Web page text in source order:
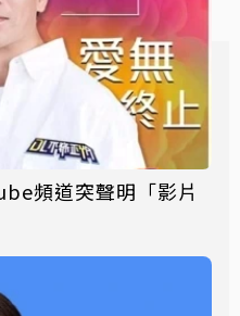
頻道突聲明「影片